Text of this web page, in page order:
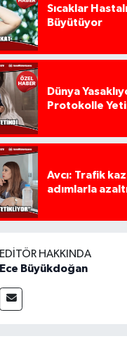
Sıcaklar
Büyütüyor
Dünya
Protokolle
Avcı: Trafik
adımlarla
EDITÖR HAKKINDA
Ece Büyükdoğan